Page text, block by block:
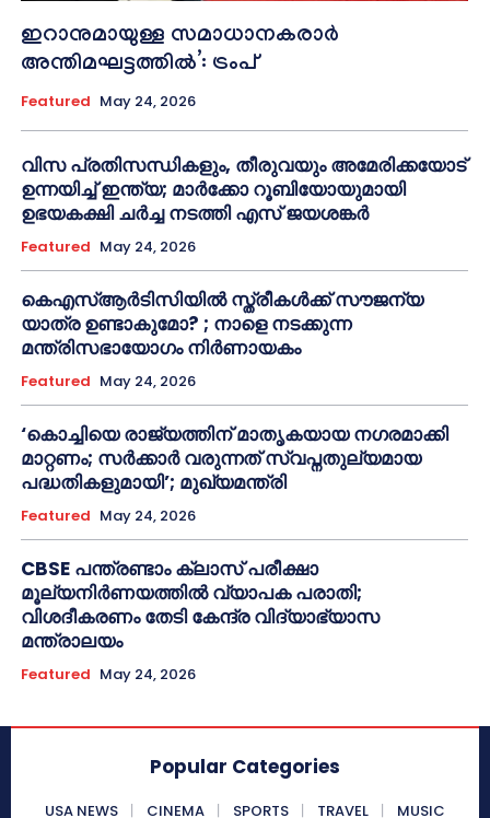
ഇറാനുമായുള്ള സമാധാനകരാർ
അന്തിമഘട്ടത്തിൽ‌’: ട്രംപ്
Featured May 24, 2026
വിസ പ്രതിസന്ധികളും, തീരുവയും അമേരിക്കയോട്
ഉന്നയിച്ച് ഇന്ത്യ; മാർക്കോ റൂബിയോയുമായി
ഉഭയകക്ഷി ചർച്ച നടത്തി എസ് ജയശങ്കർ
Featured May 24, 2026
കെഎസ്ആർടിസിയിൽ സ്ത്രീകൾക്ക് സൗജന്യ
യാത്ര ഉണ്ടാകുമോ? ; നാളെ നടക്കുന്ന
മന്ത്രിസഭായോഗം നിർണായകം
Featured May 24, 2026
‘കൊച്ചിയെ രാജ്യത്തിന് മാതൃകയായ നഗരമാക്കി
മാറ്റണം; സർക്കാർ വരുന്നത് സ്വപ്നതുല്യമായ
പദ്ധതികളുമായി’; മുഖ്യമന്ത്രി
Featured May 24, 2026
CBSE പന്ത്രണ്ടാം ക്ലാസ് പരീക്ഷാ
മൂല്യനിർണയത്തിൽ വ്യാപക പരാതി;
വിശദീകരണം തേടി കേന്ദ്ര വിദ്യാഭ്യാസ
മന്ത്രാലയം
Featured May 24, 2026
Popular Categories
USA NEWS CINEMA SPORTS TRAVEL
MUSIC